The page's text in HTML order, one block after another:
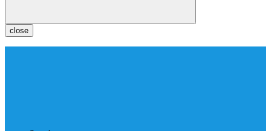
close